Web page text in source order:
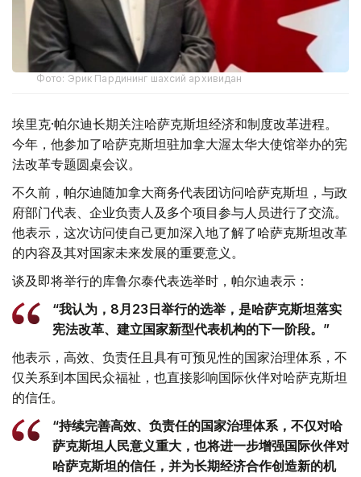
Фото: Эрик Пардининг шахсий архивидан
埃里克·帕尔迪长期关注哈萨克斯坦经济和制度改革进程。
今年，他参加了哈萨克斯坦驻加拿大渥太华大使馆举办的宪
法改革专题圆桌会议。
不久前，帕尔迪随加拿大商务代表团访问哈萨克斯坦，与政
府部门代表、企业负责人及多个项目参与人员进行了交流。
他表示，这次访问使自己更加深入地了解了哈萨克斯坦改革
的内容及其对国家未来发展的重要意义。
谈及即将举行的库鲁尔泰代表选举时，帕尔迪表示：
“我认为，8月23日举行的选举，是哈萨克斯坦落实
宪法改革、建立国家新型代表机构的下一阶段。”
他表示，高效、负责任且具有可预见性的国家治理体系，不
仅关系到本国民众福祉，也直接影响国际伙伴对哈萨克斯坦
的信任。
“持续完善高效、负责任的国家治理体系，不仅对哈
萨克斯坦人民意义重大，也将进一步增强国际伙伴对
哈萨克斯坦的信任，并为长期经济合作创造新的机